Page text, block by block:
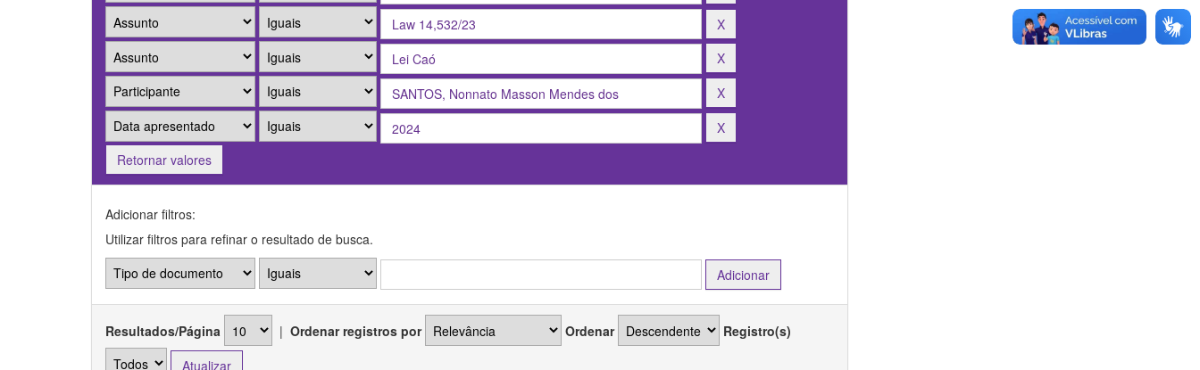
Retornar valores
Adicionar filtros:
Utilizar filtros para refinar o resultado de busca.
Resultados/Página | Ordenar registros por Ordenar Registro(s)